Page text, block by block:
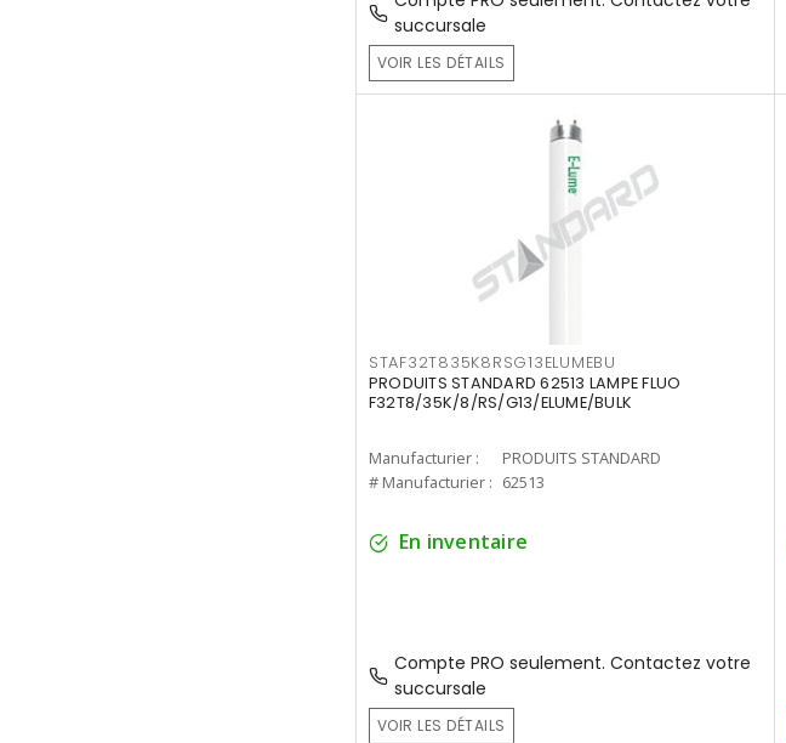
succursale
VOIR LES DÉTAILS
STAF32T835K8RSG13ELUMEBU
PRODUITS STANDARD 62513 LAMPE FLUO
F32T8/35K/8/RS/G13/ELUME/BULK
Manufacturier :
PRODUITS STANDARD
# Manufacturier : 62513
En inventaire
Compte PRO seulement. Contactez votre
succursale
VOIR LES DÉTAILS